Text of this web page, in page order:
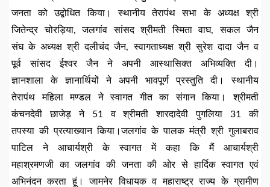
जनता को उद्बोधित किया। स्थानीय तेरापंथ सभा के अध्यक्ष श्री
जितेन्द्र चोरड़िया, जलगांव सांसद श्रीमती स्मिता वाघ, सकल जैन
संघ के अध्यक्ष श्री दलीचंद जैन, स्वागताध्यक्ष श्री सुरेश दादा जैन व
पूर्व सांसद ईश्वर जैन ने अपनी आस्थासिक्त अभिव्यक्ति दी।
ज्ञानशाला के ज्ञानार्थियों ने अपनी भावपूर्ण प्रस्तुति दी। स्थानीय
तेरापंथ महिला मण्डल ने स्वागत गीत का संगान किया। श्रीमती
कंचनदेवी छाजेड़ ने 51 व श्रीमती शारदादेवी पुगलिया 31 की
तपस्या की प्रत्याख्यान किया।जलगांव के पालक मंत्री श्री गुलाबराव
पाटिल ने आचार्यश्री के स्वागत में कहा कि मैं आचार्यश्री
महाश्रमणजी का जलगांव की जनता की ओर से हार्दिक स्वागत एवं
अभिनंदन करता हूं। जामनेर विधायक व महाराष्ट्र राज्य के ग्रामीण